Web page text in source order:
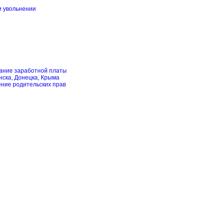
увольнении
заработной платы
Донецка, Крыма
родительских прав